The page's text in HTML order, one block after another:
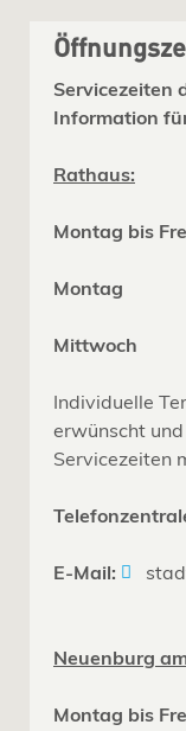
Servicezeiten
Information
Rathaus:
Montag bis
Montag
Mittwoch
Individuelle
erwünscht
Servicezeiten
E-Mail:
Neuenburg
Montag bis